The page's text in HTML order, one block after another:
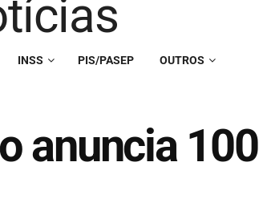
INSS PIS/PASEP OUTROS
anuncia 100